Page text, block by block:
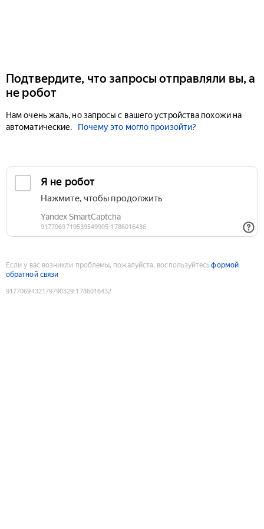
Подтвердите, что запросы отправляли вы, а
не робот
Нам очень жаль, но запросы с вашего устройства похожи на
автоматические.
Почему это могло произойти?
Если у вас возникли проблемы, пожалуйста, воспользуйтесьформой
обратной связи
9177069432179790329:1786016432